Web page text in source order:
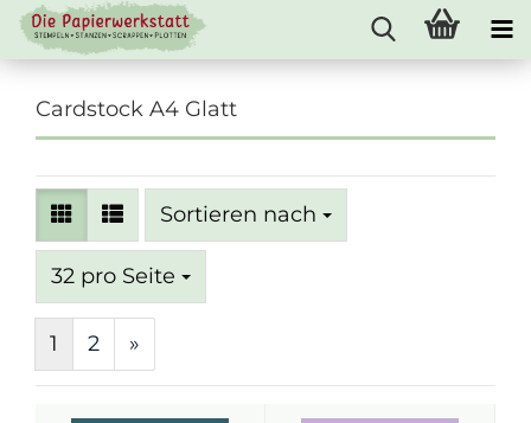
Cardstock A4 Glatt
Sortieren nach
Sortieren nach
32 pro Seite
pro Seite
1 2 »